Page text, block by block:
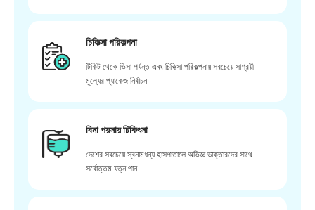
চিকিত্সা পরিকল্পনা
টিকিট থেকে ভিসা পর্যন্ত এবং চিকিত্সা পরিকল্পনায় সবচেয়ে সাশ্রয়ী
মূল্যের প্যাকেজ নির্বাচন
বিনা পয়সায় চিকিৎসা
দেশের সবচেয়ে স্বনামধন্য হাসপাতালে অভিজ্ঞ ডাক্তারদের সাথে
সর্বোত্তম যত্ন পান